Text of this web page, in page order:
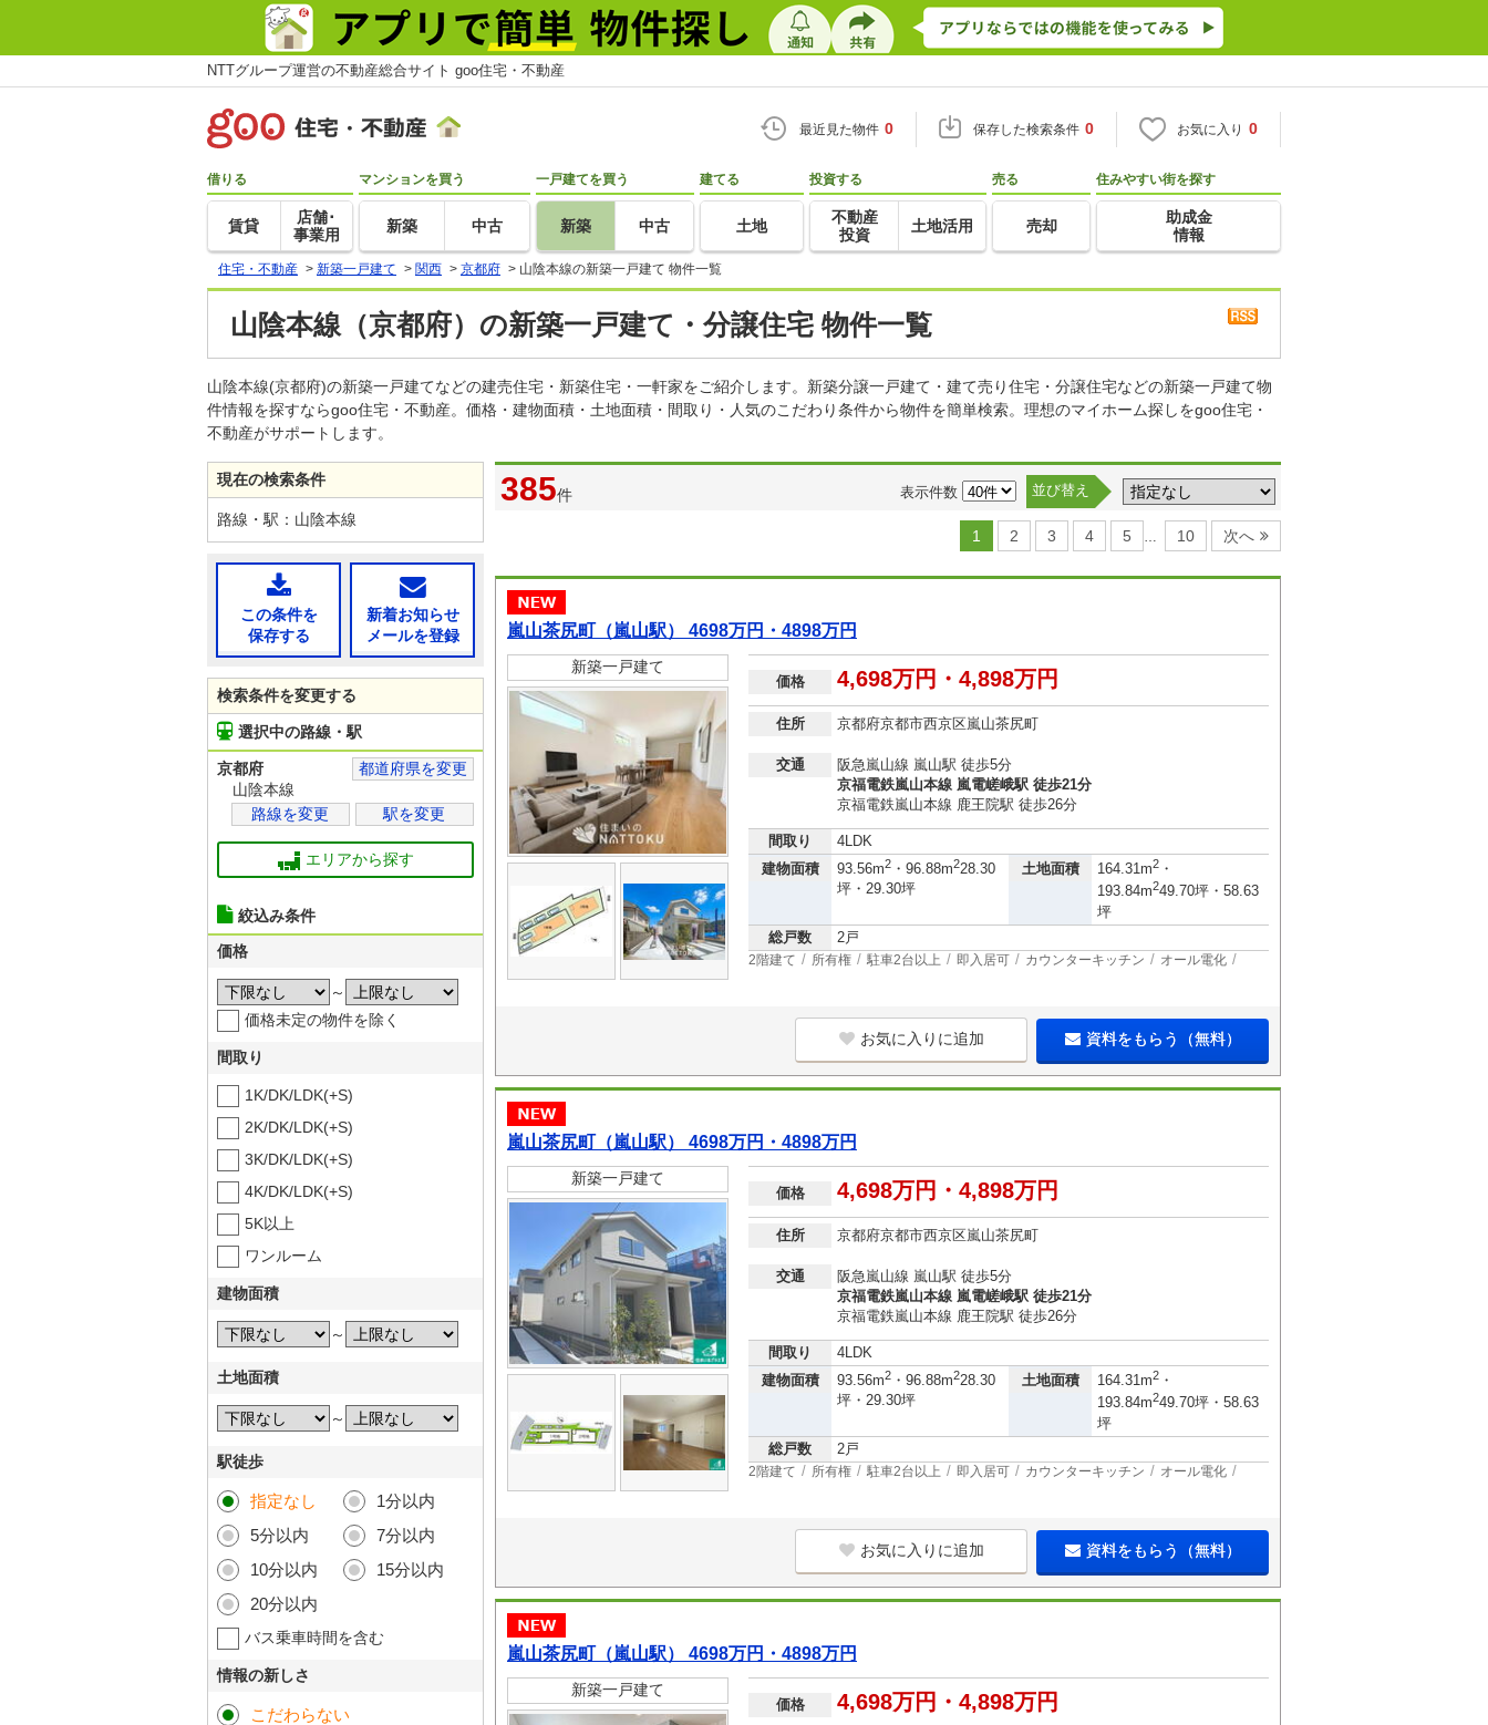
NTTグループ運営の不動産総合サイト goo住宅・不動産
最近見た物件 0 保存した検索条件 0 お気に入り 0
借りる
賃貸
店舗･
事業用
マンションを買う
新築 中古
一戸建てを買う
新築 中古
建てる
土地
投資する
不動産
投資
土地活用
売る
売却
住みやすい街を探す
助成金
情報
住宅・不動産 > 新築一戸建て > 関西 > 京都府 > 山陰本線の新築一戸建て 物件一覧
山陰本線（京都府）の新築一戸建て・分譲住宅 物件一覧
山陰本線(京都府)の新築一戸建てなどの建売住宅・新築住宅・一軒家をご紹介します。新築分譲一戸建て・建て売り住宅・分譲住宅などの新築一戸建て物
件情報を探すならgoo住宅・不動産。価格・建物面積・土地面積・間取り・人気のこだわり条件から物件を簡単検索。理想のマイホーム探しをgoo住宅・
不動産がサポートします。
385件 表示件数 並び替え
1 2 3 4 5 … 10 次へ
嵐山茶尻町（嵐山駅） 4698万円・4898万円
新築一戸建て
価格 4,698万円・4,898万円
住所 京都府京都市西京区嵐山茶尻町
交通
阪急嵐山線 嵐山駅 徒歩5分
京福電鉄嵐山本線 嵐電嵯峨駅 徒歩21分
京福電鉄嵐山本線 鹿王院駅 徒歩26分
間取り
4LDK
建物面積
93.56m2 ・96.88m228.30
坪・29.30坪
土地面積 164.31m2 ・
193.84m249.70坪・58.63
坪
総戸数
2戸
2階建て 所有権 駐車2台以上 即入居可 カウンターキッチン オール電化
お気に入りに追加 資料をもらう（無料）
嵐山茶尻町（嵐山駅） 4698万円・4898万円
新築一戸建て
価格 4,698万円・4,898万円
住所 京都府京都市西京区嵐山茶尻町
交通
阪急嵐山線 嵐山駅 徒歩5分
京福電鉄嵐山本線 嵐電嵯峨駅 徒歩21分
京福電鉄嵐山本線 鹿王院駅 徒歩26分
間取り
4LDK
建物面積
93.56m2 ・96.88m228.30
坪・29.30坪
土地面積 164.31m2 ・
193.84m249.70坪・58.63
坪
総戸数
2戸
2階建て 所有権 駐車2台以上 即入居可 カウンターキッチン オール電化
お気に入りに追加 資料をもらう（無料）
嵐山茶尻町（嵐山駅） 4698万円・4898万円
新築一戸建て
価格 4,698万円・4,898万円
現在の検索条件
路線・駅：山陰本線
この条件を
保存する
新着お知らせ
メールを登録
検索条件を変更する
選択中の路線・駅
京都府
都道府県を変更
山陰本線
路線を変更
駅を変更
エリアから探す
絞込み条件
価格
～
価格未定の物件を除く
間取り
1K/DK/LDK(+S)
2K/DK/LDK(+S)
3K/DK/LDK(+S)
4K/DK/LDK(+S)
5K以上
ワンルーム
建物面積
～
土地面積
～
駅徒歩
指定なし
1分以内
5分以内
7分以内
10分以内
15分以内
20分以内
バス乗車時間を含む
情報の新しさ
こだわらない